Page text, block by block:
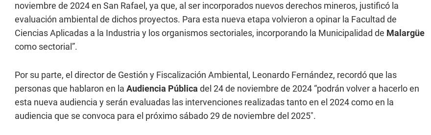
noviembre de 2024 en San Rafael, ya que, al ser incorporados nuevos derechos mineros, justificó la
evaluación ambiental de dichos proyectos. Para esta nueva etapa volvieron a opinar la Facultad de
Ciencias Aplicadas a la Industria y los organismos sectoriales, incorporando la Municipalidad de Malargüe
como sectorial”.
Por su parte, el director de Gestión y Fiscalización Ambiental, Leonardo Fernández, recordó que las
personas que hablaron en la Audiencia Pública del 24 de noviembre de 2024 “podrán volver a hacerlo en
esta nueva audiencia y serán evaluadas las intervenciones realizadas tanto en el 2024 como en la
audiencia que se convoca para el próximo sábado 29 de noviembre del 2025″.